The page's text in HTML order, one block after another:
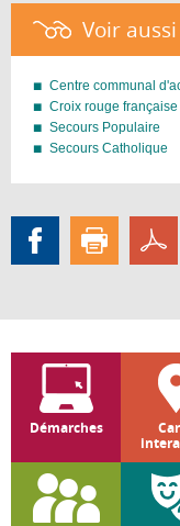
Voir aussi :
Centre communal
Croix rouge française
Secours Populaire
Secours Catholique
Démarches